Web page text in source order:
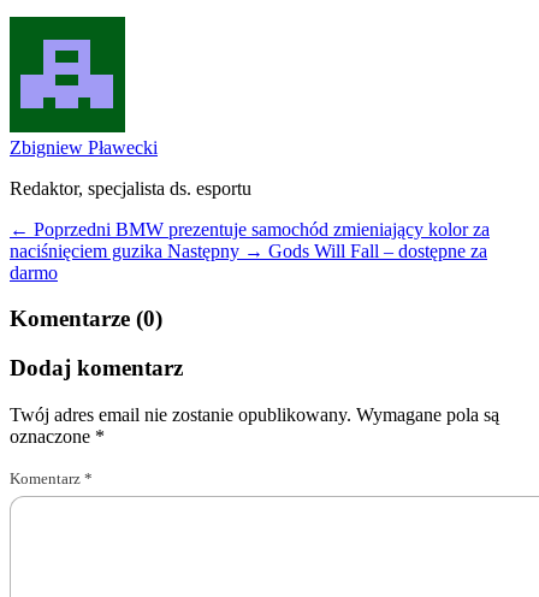
Zbigniew Pławecki
Redaktor, specjalista ds. esportu
← Poprzedni BMW prezentuje samochód zmieniający kolor za
naciśnięciem guzika Następny → Gods Will Fall – dostępne za
darmo
Komentarze (0)
Dodaj komentarz
Twój adres email nie zostanie opublikowany. Wymagane pola są
oznaczone *
Komentarz *